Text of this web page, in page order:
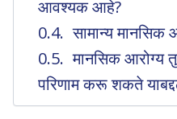
आवश्यक आहे?
सामान्य मानसिक
मानसिक आरोग्य
परिणाम करू शकते